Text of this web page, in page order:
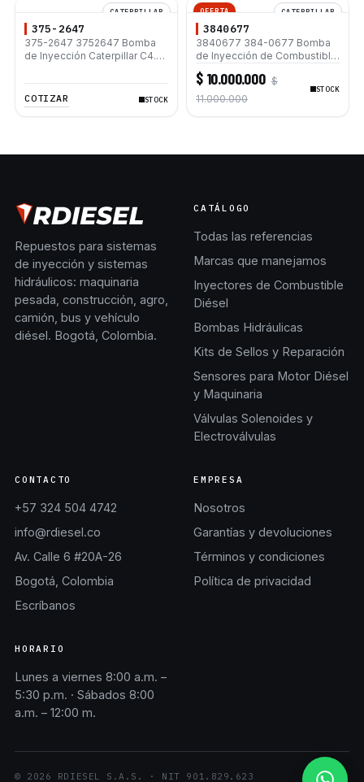
CATERPILLAR
375-2647
375-2647 3752647 Bomba
de Inyección Caterpillar C4.4
COTIZAR
STOCK
OFERTA CATERPILLAR
3840677
3840677 384-0677 Bomba
de Inyección de Combustible
para Motores Caterpillar C7
Excavadoras 325D L 330D L
336D L 336D2 L 340D L
$ 10.000.000 $
11.000.000
STOCK
Repuestos para sistemas
de inyección y sistemas
hidráulicos: maquinaria
pesada, construcción, agro,
camión, bus y vehículo
diésel. Bogotá, Colombia.
CATÁLOGO
Todas las referencias
Marcas que manejamos
Inyectores de Combustible
Diésel
Bombas Hidráulicas
Kits de Sellos y Reparación
Sensores para Motor Diésel
y Maquinaria
Válvulas Solenoides y
Electroválvulas
CONTACTO
+57 324 504 4742
info@rdiesel.co
Av. Calle 6 #20A-26
Bogotá, Colombia
Escríbanos
EMPRESA
Nosotros
Garantías y devoluciones
Términos y condiciones
Política de privacidad
HORARIO
Lunes a viernes 8:00 a.m. –
5:30 p.m. · Sábados 8:00
a.m. – 12:00 m.
© 2026 RDIESEL S.A.S. · NIT 901.829.623